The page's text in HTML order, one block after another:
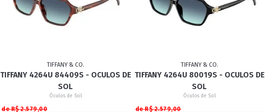
TIFFANY & CO.
TIFFANY 4264U 84409S - OCULOS DE
SOL
Óculos de Sol
de R$ 2.579,00
TIFFANY & CO.
TIFFANY 4264U 80019S - OCULOS DE
SOL
Óculos de Sol
de R$ 2.579,00